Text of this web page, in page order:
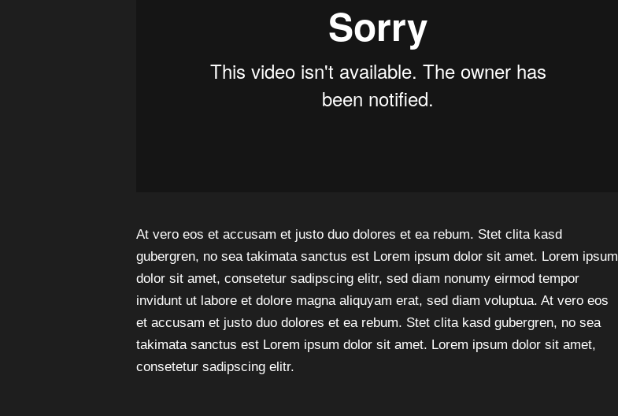
At vero eos et accusam et justo duo dolores et ea rebum. Stet clita kasd
gubergren, no sea takimata sanctus est Lorem ipsum dolor sit amet. Lorem ipsum
dolor sit amet, consetetur sadipscing elitr, sed diam nonumy eirmod tempor
invidunt ut labore et dolore magna aliquyam erat, sed diam voluptua. At vero eos
et accusam et justo duo dolores et ea rebum. Stet clita kasd gubergren, no sea
takimata sanctus est Lorem ipsum dolor sit amet. Lorem ipsum dolor sit amet,
consetetur sadipscing elitr.